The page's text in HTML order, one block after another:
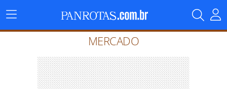
Menu
Principal
MERCADO